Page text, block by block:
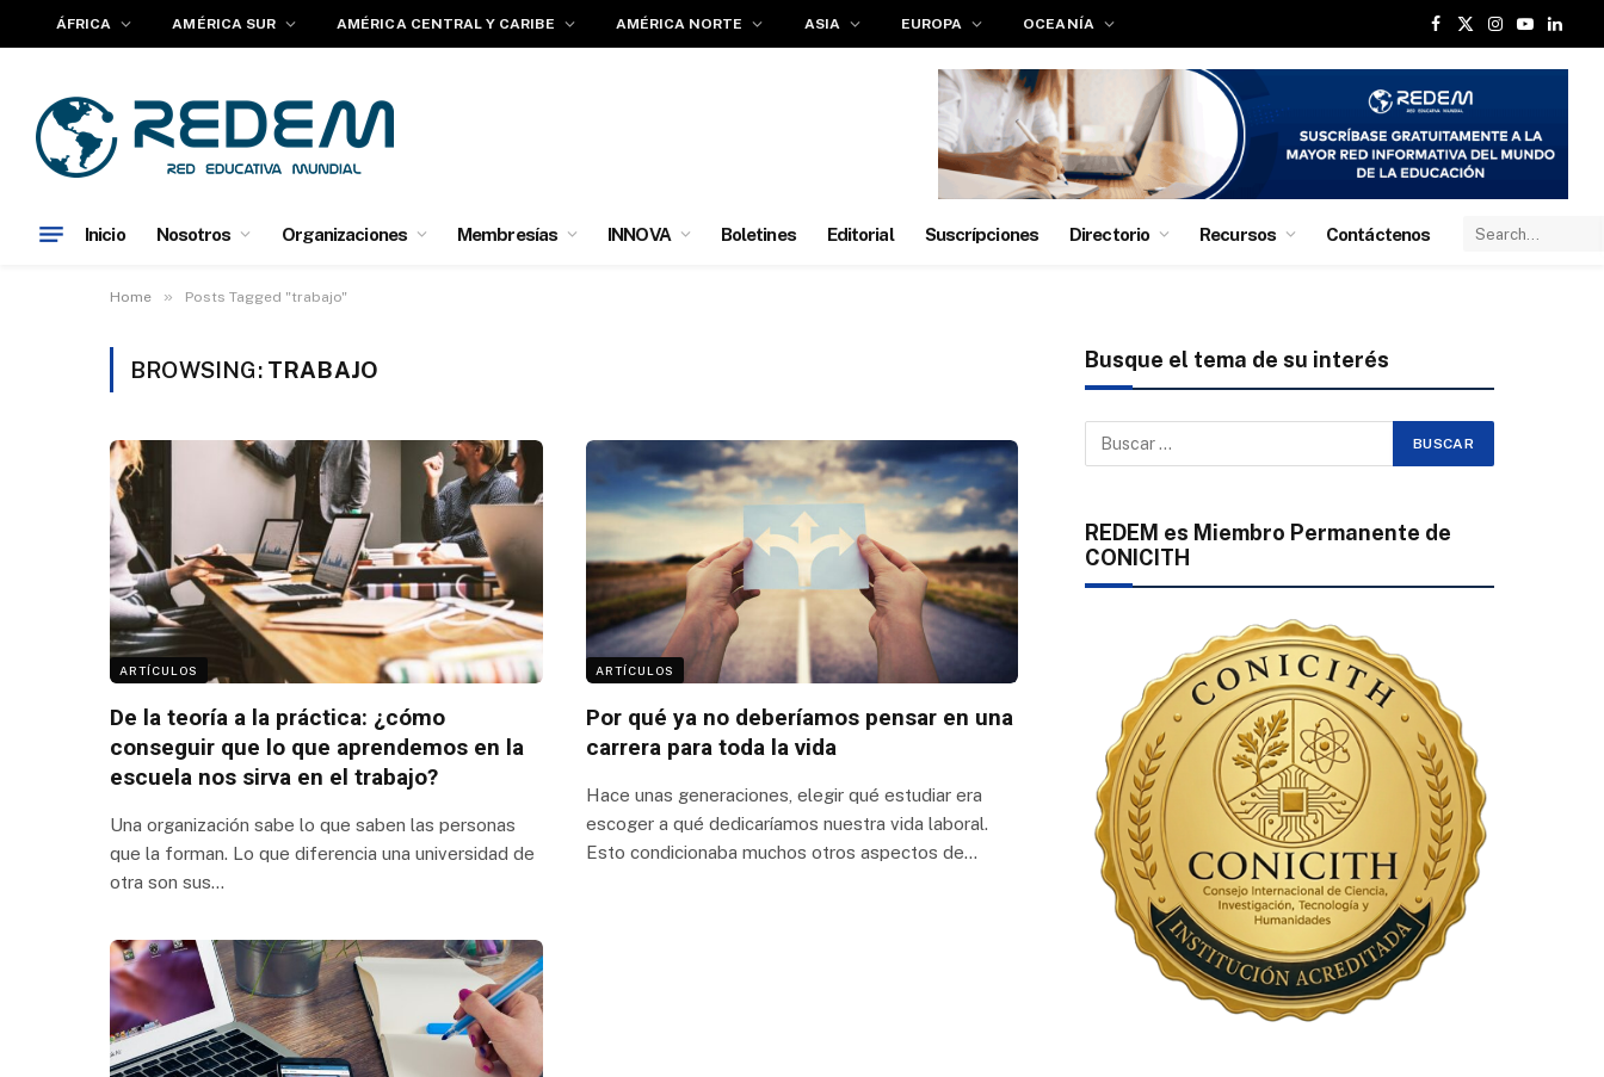
ÁFRICA AMÉRICA SUR AMÉRICA CENTRAL Y CARIBE AMÉRICA NORTE ASIA EUROPA OCEANÍA
Facebook
X
Instagram
YouTube
Inicio Nosotros Organizaciones Membresías INNOVA Boletines Editorial Suscrípciones Directorio Recursos Contáctenos
Home » Posts Tagged "trabajo"
BROWSING: TRABAJO
ARTÍCULOS
De la teoría a la práctica: ¿cómo
conseguir que lo que aprendemos en la
escuela nos sirva en el trabajo?
Una organización sabe lo que saben las personas
que la forman. Lo que diferencia una universidad de
otra son sus…
ARTÍCULOS
Por qué ya no deberíamos pensar en una
carrera para toda la vida
Hace unas generaciones, elegir qué estudiar era
escoger a qué dedicaríamos nuestra vida laboral.
Esto condicionaba muchos otros aspectos de…
Busque el tema de su interés
REDEM es Miembro Permanente de
CONICITH